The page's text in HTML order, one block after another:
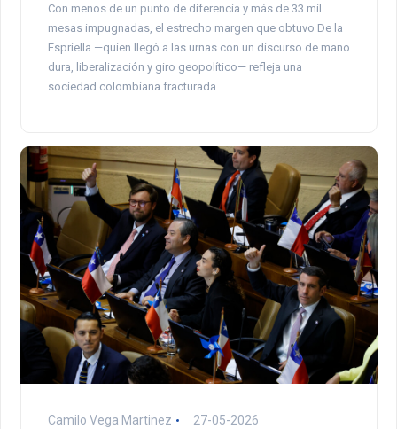
Con menos de un punto de diferencia y más de 33 mil
mesas impugnadas, el estrecho margen que obtuvo De la
Espriella —quien llegó a las urnas con un discurso de mano
dura, liberalización y giro geopolítico— refleja una
sociedad colombiana fracturada.
Camilo Vega Martinez 27-05-2026